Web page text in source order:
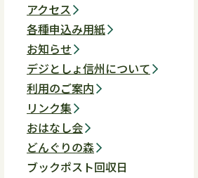
アクセス
各種申込み用紙
お知らせ
デジとしょ信州について
利用のご案内
リンク集
おはなし会
どんぐりの森
ブックポスト回収日